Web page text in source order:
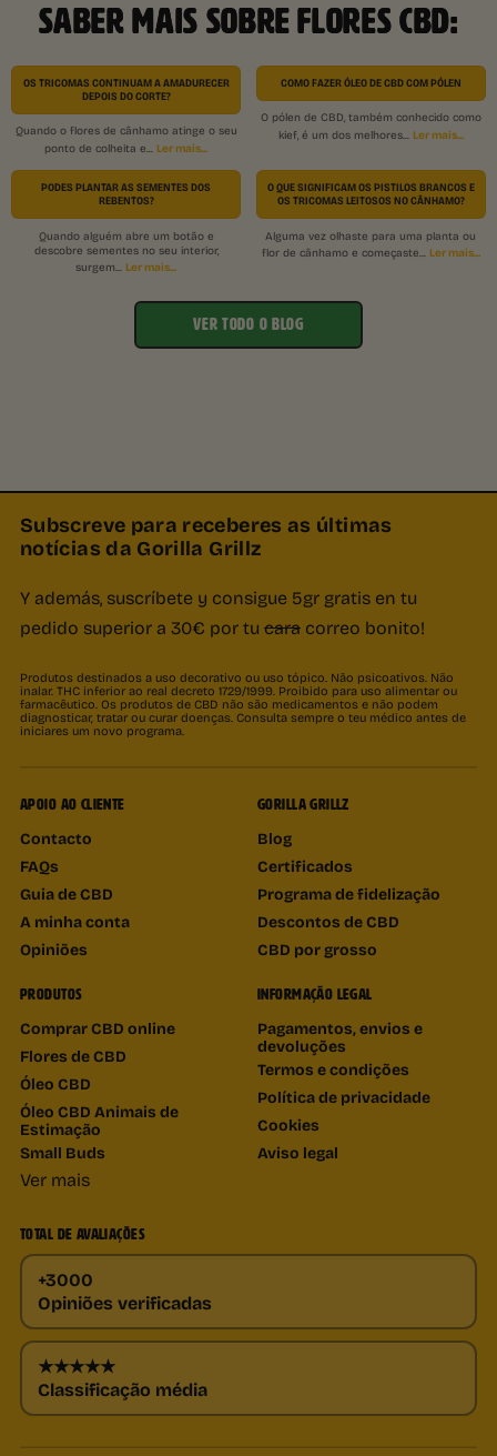
SABER MAIS SOBRE FLORES CBD:
OS TRICOMAS CONTINUAM A AMADURECER
DEPOIS DO CORTE?
Quando o flores de cânhamo atinge o seu
ponto de colheita e...Ler mais...
COMO FAZER ÓLEO DE CBD COM PÓLEN
O pólen de CBD, também conhecido como
kief, é um dos melhores... Ler mais...
PODES PLANTAR AS SEMENTES DOS
REBENTOS?
Quando alguém abre um botão e
descobre sementes no seu interior,
surgem...Ler mais...
O QUE SIGNIFICAM OS PISTILOS BRANCOS E
OS TRICOMAS LEITOSOS NO CÂNHAMO?
Alguma vez olhaste para uma planta ou
flor de cânhamo e começaste... Ler mais...
VER TODO O BLOG
Subscreve para receberes as últimas
notícias da Gorilla Grillz
Y además, suscríbete y consigue 5gr gratis en tu
pedido superior a 30€ por tu cara correo bonito!
Produtos destinados a uso decorativo ou uso tópico. Não psicoativos. Não
inalar. THC inferior ao real decreto 1729/1999. Proibido para uso alimentar ou
farmacêutico. Os produtos de CBD não são medicamentos e não podem
diagnosticar, tratar ou curar doenças. Consulta sempre o teu médico antes de
iniciares um novo programa.
APOIO AO CLIENTE
Contacto
FAQs
Guia de CBD
A minha conta
Opiniões
GORILLA GRILLZ
Blog
Certificados
Programa de fidelização
Descontos de CBD
CBD por grosso
PRODUTOS
Comprar CBD online
Flores de CBD
Óleo CBD
Óleo CBD Animais de
Estimação
Small Buds
Ver mais
INFORMAÇÃO LEGAL
Pagamentos, envios e
devoluções
Termos e condições
Política de privacidade
Cookies
Aviso legal
TOTAL DE AVALIAÇÕES
+3000
Opiniões verificadas
★★★★★
Classificação média